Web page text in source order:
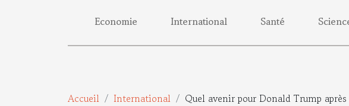
Economie International Santé
Accueil International Quel avenir pour Donald Trump